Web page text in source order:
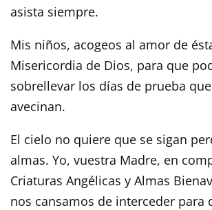
asista siempre.
Mis niños, acogeos al amor de
Misericordia de Dios, para que
sobrellevar los días de prueba
avecinan.
El cielo no quiere que se sigan
almas. Yo, vuestra Madre, en
Criaturas Angélicas y Almas
nos cansamos de interceder para